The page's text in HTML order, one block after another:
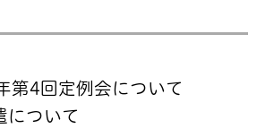
4回定例会について
ついて